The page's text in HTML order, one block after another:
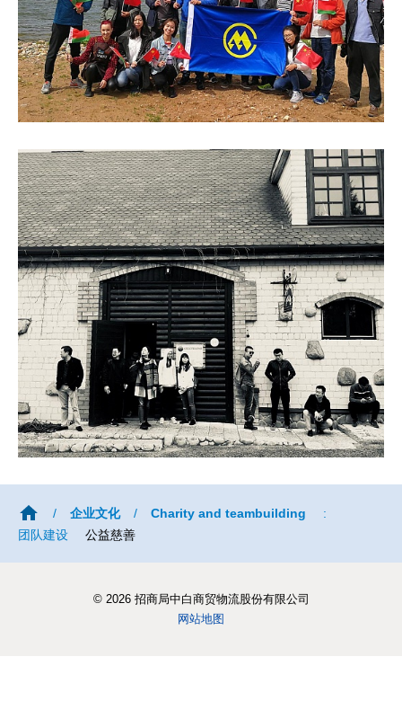
/ 企业文化 / Charity and teambuilding
:
团队建设
公益慈善
© 2026 招商局中白商贸物流股份有限公司
网站地图